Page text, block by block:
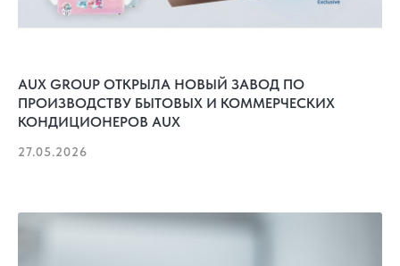
AUX GROUP ОТКРЫЛА НОВЫЙ ЗАВОД ПО
ПРОИЗВОДСТВУ БЫТОВЫХ И КОММЕРЧЕСКИХ
КОНДИЦИОНЕРОВ AUX
27.05.2026